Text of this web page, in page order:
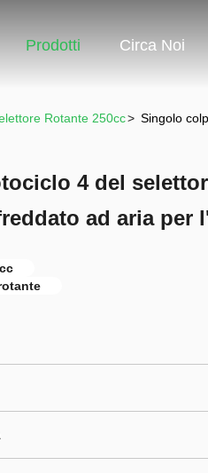
Prodotti Circa Noi
Rotante 250cc> Singolo
4 del
ad aria per